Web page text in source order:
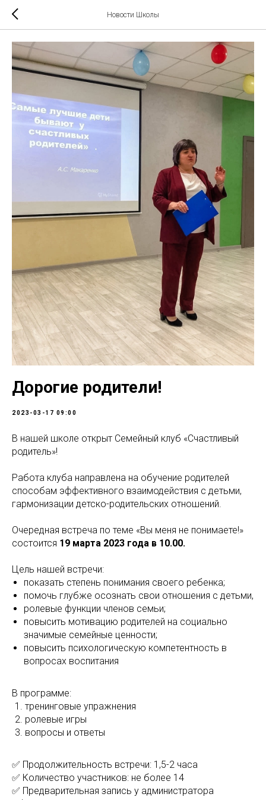
Новости Школы
Дорогие родители!
2023-03-17 09:00
В нашей школе открыт Семейный клуб «Счастливый
родитель»!
Работа клуба направлена на обучение родителей
способам эффективного взаимодействия с детьми,
гармонизации детско-родительских отношений.
Очередная встреча по теме «Вы меня не понимаете!»
состоится 19 марта 2023 года в 10.00.
Цель нашей встречи:
показать степень понимания своего ребенка;
помочь глубже осознать свои отношения с детьми,
ролевые функции членов семьи;
повысить мотивацию родителей на социально
значимые семейные ценности;
повысить психологическую компетентность в
вопросах воспитания
В программе:
тренинговые упражнения
ролевые игры
вопросы и ответы
✅ Продолжительность встречи: 1,5-2 часа
✅ Количество участников: не более 14
✅ Предварительная запись у администратора